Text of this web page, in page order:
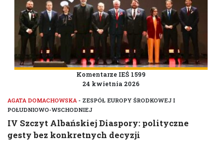
Komentarze IEŚ 1599
24 kwietnia 2026
AGATA DOMACHOWSKA - ZESPÓŁ EUROPY ŚRODKOWEJ I
POŁUDNIOWO-WSCHODNIEJ
IV Szczyt Albańskiej Diaspory: polityczne
gesty bez konkretnych decyzji